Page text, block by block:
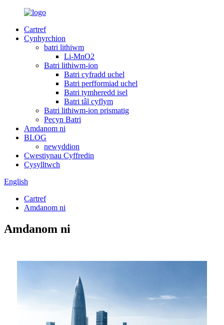
Cartref
Cynhyrchion
batri lithiwm
Li-MnO2
Batri lithiwm-ion
Batri cyfradd uchel
Batri perfformiad uchel
Batri tymheredd isel
Batri tâl cyflym
Batri lithiwm-ion prismatig
Pecyn Batri
Amdanom ni
BLOG
newyddion
Cwestiynau Cyffredin
Cysylltwch
English
Cartref
Amdanom ni
Amdanom ni